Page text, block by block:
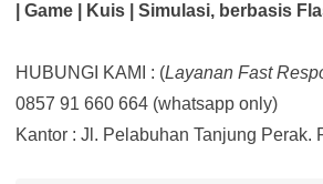
| Game | Kuis | Simulasi, berbasis
HUBUNGI KAMI : (Layanan Fast
0857 91 660 664 (whatsapp only)
Kantor : Jl. Pelabuhan Tanjung Perak.